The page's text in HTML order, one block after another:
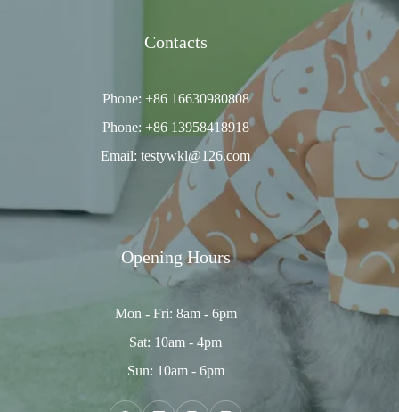
Contacts
Phone: +86 16630980808
Phone: +86 13958418918
Email: testywkl@126.com
Opening Hours
Mon - Fri: 8am - 6pm
Sat: 10am - 4pm
Sun: 10am - 6pm